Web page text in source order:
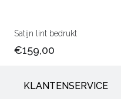
Satijn lint bedrukt
€159,00
KLANTENSERVICE